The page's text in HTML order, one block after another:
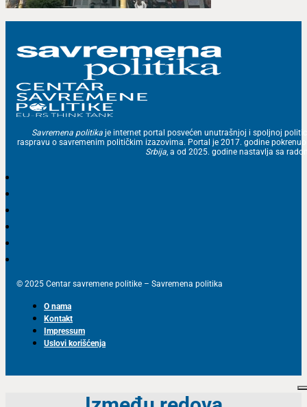
Savremena politika je internet portal posvećen unutrašnjoj i spoljnoj
raspravu o savremenim političkim izazovima. Portal je 2017. godine
Srbija, a od 2025. godine nastavlja sa
© 2025 Centar savremene politike – Savremena politika
O nama
Kontakt
Impressum
Uslovi korišćenja